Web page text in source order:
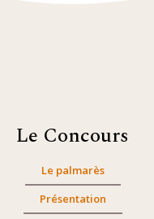
Le Concours
Le palmarès
Présentation